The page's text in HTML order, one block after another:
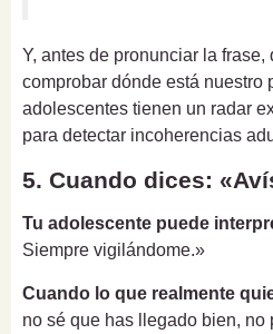
Y, antes de pronunciar la frase,
comprobar dónde está nuestro
adolescentes tienen un radar
para detectar incoherencias
5. Cuando dices:
Tu adolescente puede
Siempre vigilándome.»
Cuando lo que realmente
no sé que has llegado bien, no